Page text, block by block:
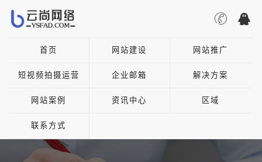
首页 网站建设 网站推广
短视频拍摄运营 企业邮箱 解决方案
网站案例 资讯中心 区域
联系方式